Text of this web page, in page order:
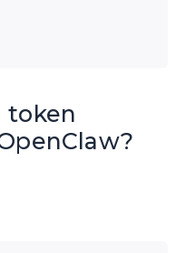
token